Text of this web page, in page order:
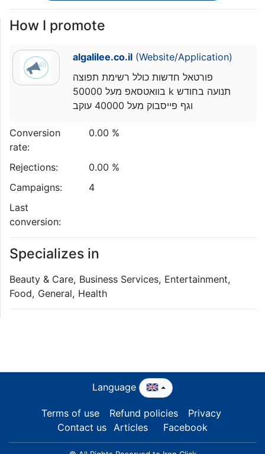
How I promote
algalilee.co.il(Website/Application)
פורטאל חדשות כולל רשימת תפוצה
בוואטסאפ מעל 50000 k תנועה בחודש
וגף פייסבוק מעל 40000 עוקב
Conversion
rate:
0.00 %
Rejections:
0.00 %
Campaigns:
4
Last
conversion:
Specializes in
Beauty & Care, Business Services, Entertainment,
Food, General, Health
Language
Terms of use Refund policies
Privacy
Contact us Articles Facebook